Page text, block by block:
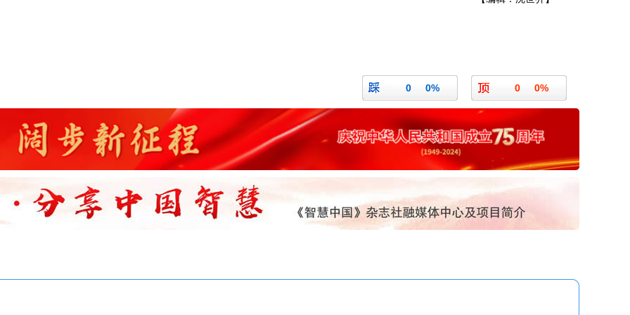
0 0%
0 0%